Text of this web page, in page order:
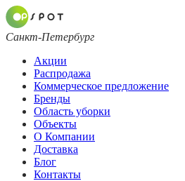
Санкт-Петербург
Акции
Распродажа
Коммерческое предложение
Бренды
Область уборки
Объекты
О Компании
Доставка
Блог
Контакты